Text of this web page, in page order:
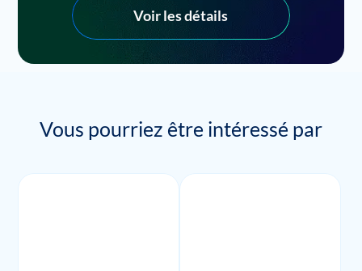
Voir les détails
Vous pourriez être intéressé par